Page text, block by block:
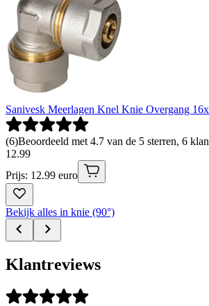
Sanivesk Meerlagen Knel Knie Overgang
(6)Beoordeeld met 4.7 van de 5 sterren, 6
12.99
Prijs: 12.99 euro
Bekijk alles in knie (90°)
Klantreviews